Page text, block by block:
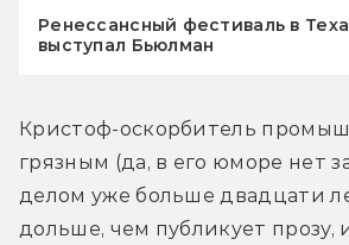
Ренессансный фестиваль в
выступал Бьюлман
Кристоф-оскорбитель
грязным (да, в его юморе нет
делом уже больше двадцати
дольше, чем публикует прозу,